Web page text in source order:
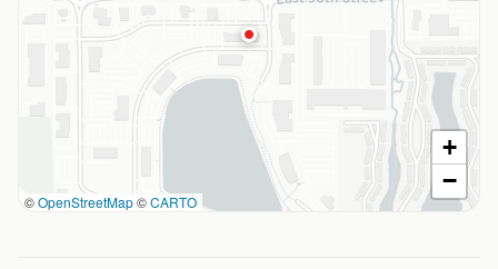
©OpenStreetMap©CARTO
+
−